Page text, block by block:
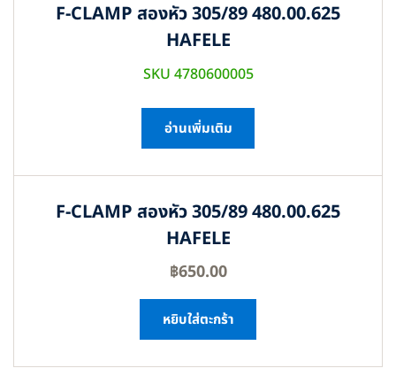
F-CLAMP สองหัว 305/89 480.00.625
HAFELE
SKU 4780600005
อ่านเพิ่มเติม
F-CLAMP สองหัว 305/89 480.00.625
HAFELE
฿650.00
หยิบใส่ตะกร้า